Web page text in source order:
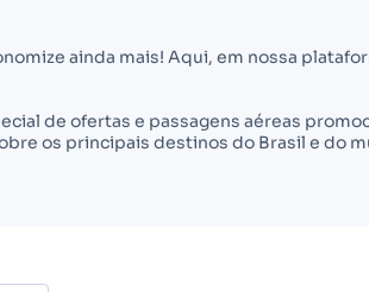
ainda mais! Aqui, em nossa
de ofertas e passagens aéreas
os principais destinos do Brasil e do